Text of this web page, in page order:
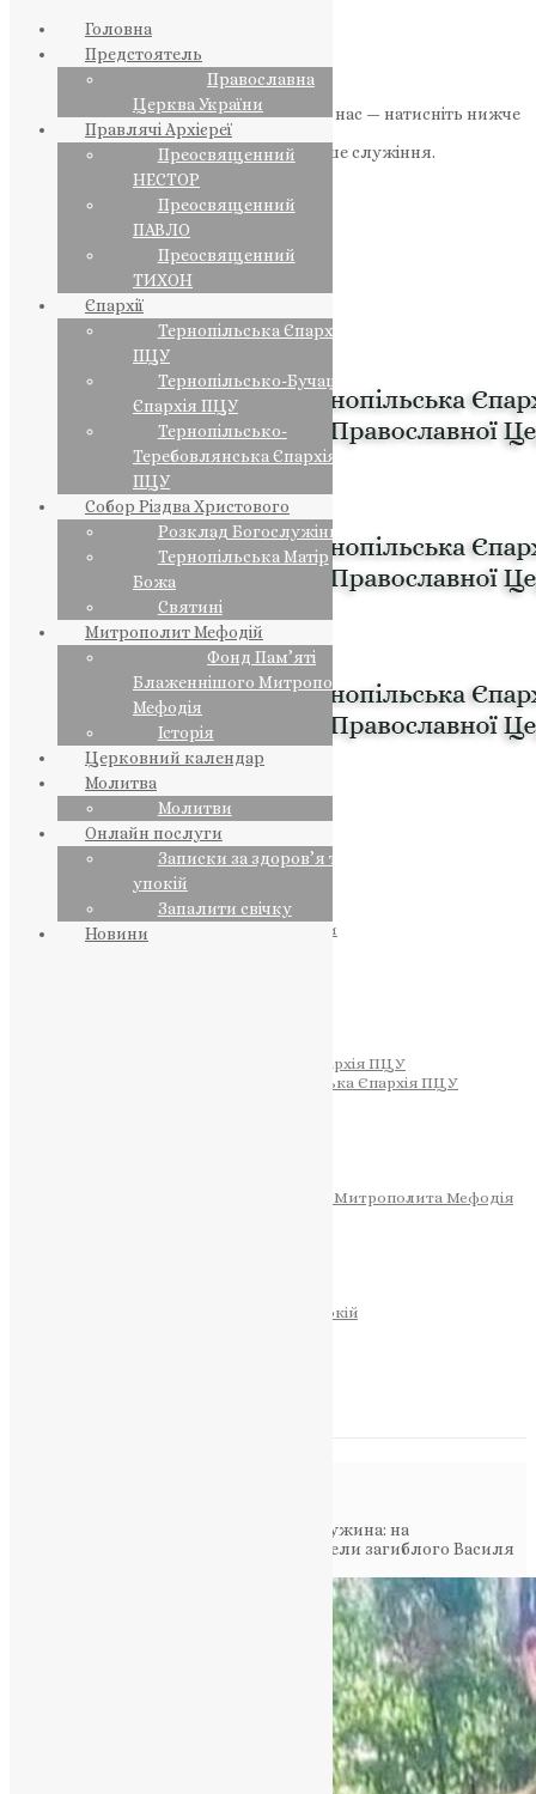
Якщо маєте можливість, підтримайте нас — натисніть нижче
«Пожертва».
Ваша допомога зміцнює наше служіння.
НАШ ТЕЛЕГРАМ
ПРЕДСТОЯТЕЛЬ
Православна Церква України
Тернопільсько-Бучацька Єпархія ПЦУ
Тернопільсько-Теребовлянська Єпархія ПЦУ
Фонд Пам’яті Блаженнішого Митрополита Мефодія
Записки за здоров’я та за упокій
У скорботі матір та дружина: на
Тернопільщині в останню дорогу провели загиблого Василя
Головна
Предстоятель
Православна
Церква України
Правлячі Архієреї
Преосвященний
НЕСТОР
Преосвященний
ПАВЛО
Преосвященний
ТИХОН
Єпархії
Тернопільська Єпархія
ПЦУ
Тернопільсько-Бучацька
Єпархія ПЦУ
Тернопільсько-
Теребовлянська Єпархія
ПЦУ
Собор Різдва Христового
Розклад Богослужінь
Тернопільська Матір
Божа
Святині
Митрополит Мефодій
Фонд Пам’яті
Блаженнішого Митрополита
Мефодія
Історія
Церковний календар
Молитва
Молитви
Онлайн послуги
Записки за здоров’я та за
упокій
Запалити свічку
Новини